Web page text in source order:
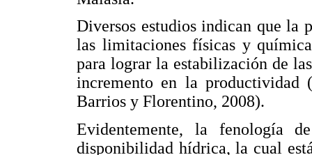
Diversos estudios indican que la
las limitaciones físicas y
para lograr la estabilización de
incremento en la
Barrios y Florentino, 2008).
Evidentemente, la fenología
disponibilidad hídrica, la cual